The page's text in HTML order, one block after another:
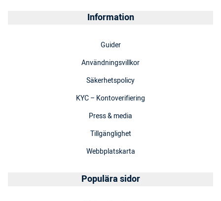
Information
Guider
Användningsvillkor
Säkerhetspolicy
KYC – Kontoverifiering
Press & media
Tillgänglighet
Webbplatskarta
Populära sidor